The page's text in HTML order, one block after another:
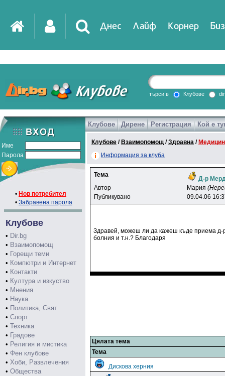
Днес Лайф Корнер
DirTV Impressio
Games
търси в Клубове
Име
Парола
• Нов потребител
• Забравена парола
Клубове
• Dir.bg
• Взаимопомощ
• Горещи теми
• Компютри и Интернет
• Контакти
• Култура и изкуство
• Мнения
• Наука
• Политика, Свят
• Спорт
• Техника
• Градове
• Религия и мистика
• Фен клубове
• Хоби, Развлечения
• Общества
Клубове Дирене Регистрация Кой е
Клубове / Взаимопомощ /Здравна /
Информация за клуба
Тема
Д-р
Автор
Mapия
Публикувано
09.04.06
Здравей, можеш ли да кажеш къде приема д-
болния и т.н.? Благодаря
Цялата тема
Тема
Дискова херния